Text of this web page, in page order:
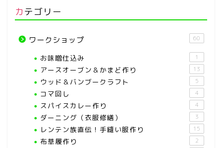
カテゴリー
ワークショップ 60
お味噌仕込み 1
アースオーブン＆かまど作り 13
ウッド＆バンブークラフト 5
コマ回し 4
スパイスカレー作り 4
ダーニング（衣服修繕） 3
レンテン族直伝！手縫い服作り 15
布草履作り 2